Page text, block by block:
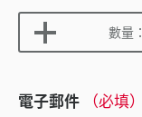
數量：
電子郵件 （必填）